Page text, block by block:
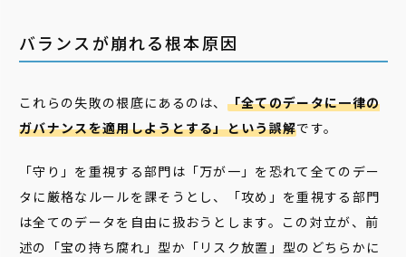
バランスが崩れる根本原因
これらの失敗の根底にあるのは、 「全てのデータに一律の
ガバナンスを適用しようとする」という誤解です。
「守り」を重視する部門は「万が一」を恐れて全てのデー
タに厳格なルールを課そうとし、「攻め」を重視する部門
は全てのデータを自由に扱おうとします。この対立が、前
述の「宝の持ち腐れ」型か「リスク放置」型のどちらかに